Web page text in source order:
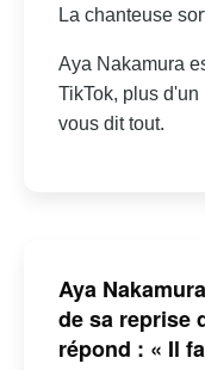
La chanteuse
Aya Nakamura
TikTok, plus
vous dit tout.
Aya
de sa reprise
répond : « Il